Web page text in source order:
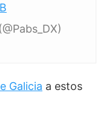
Galicia a estos